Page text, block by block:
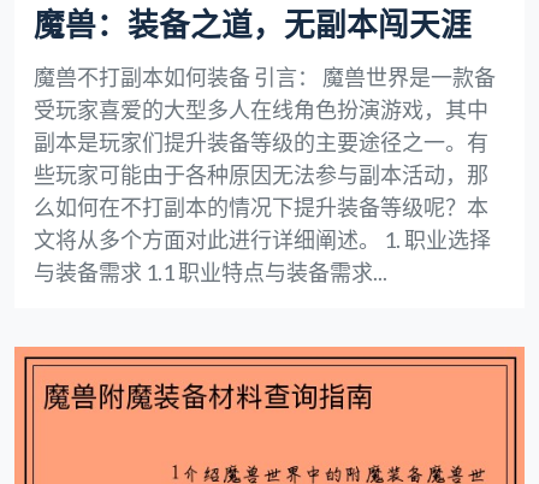
魔兽：装备之道，无副本闯天涯
魔兽不打副本如何装备 引言： 魔兽世界是一款备
受玩家喜爱的大型多人在线角色扮演游戏，其中
副本是玩家们提升装备等级的主要途径之一。有
些玩家可能由于各种原因无法参与副本活动，那
么如何在不打副本的情况下提升装备等级呢？本
文将从多个方面对此进行详细阐述。 1. 职业选择
与装备需求 1.1 职业特点与装备需求...